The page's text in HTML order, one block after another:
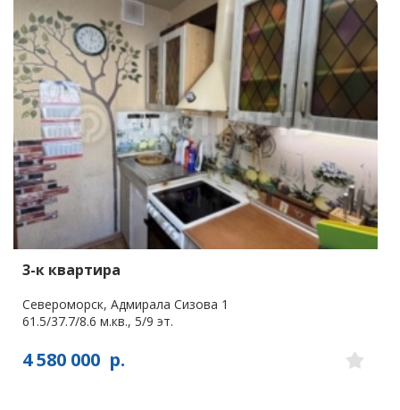
3-к квартира
Североморск, Адмирала Сизова 1
61.5/37.7/8.6 м.кв., 5/9 эт.
4 580 000 р.